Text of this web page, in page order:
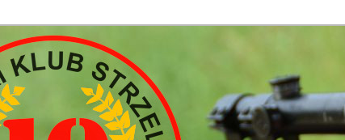
Klub Strzelecki
Vis Celeritas